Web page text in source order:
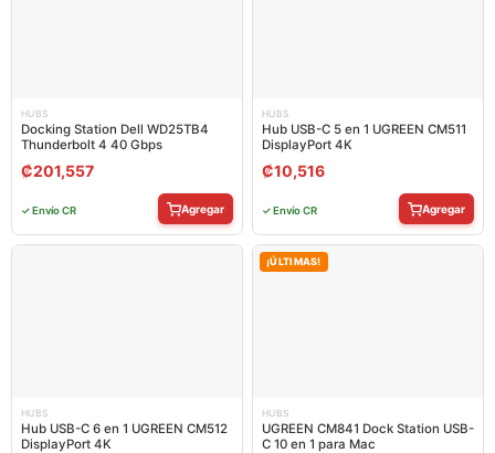
HUBS
Docking Station Dell WD25TB4
Thunderbolt 4 40 Gbps
₡201,557
✓ Envío CR Agregar
HUBS
Hub USB-C 5 en 1 UGREEN CM511
DisplayPort 4K
₡10,516
✓ Envío CR Agregar
HUBS
Hub USB-C 6 en 1 UGREEN CM512
DisplayPort 4K
¡ÚLTIMAS!
HUBS
UGREEN CM841 Dock Station USB-
C 10 en 1 para Mac